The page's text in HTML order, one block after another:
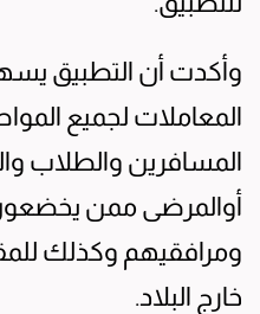
وأكدت أن التطبيق
المعاملات لجميع
المسافرين والطلاب
أوالمرضى ممن يخضعون
ومرافقيهم وكذلك
خارج البلاد.